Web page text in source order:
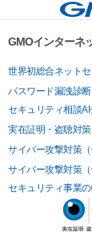
GMOインターネ
世界初総合ネット
パスワード漏洩診断
セキュリティ相談AI
実在証明・盗聴対策
サイバー攻撃対策
サイバー攻撃対策（
セキュリティ事業